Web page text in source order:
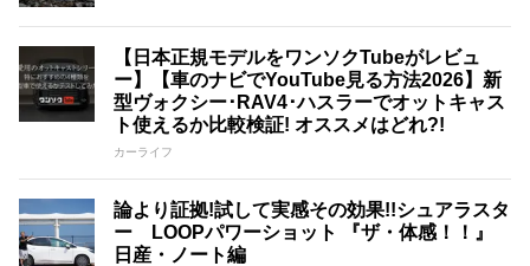
【日本正規モデルをワンソクTubeがレビュ
ー】【車のナビでYouTube見る方法2026】新
型ヴォクシー･RAV4･ハスラーでオットキャス
ト使えるか比較検証! オススメはどれ?!
カーライフ
論より証拠!試して実感その効果!!シュアラスタ
ー LOOPパワーショット 『ザ・体感！！』
日産・ノート編